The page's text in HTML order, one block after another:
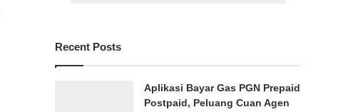
Recent Posts
Aplikasi Bayar Gas PGN Prepaid
Postpaid, Peluang Cuan Agen